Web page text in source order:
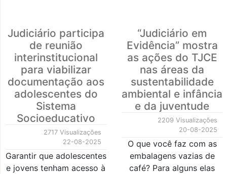
Judiciário participa
de reunião
interinstitucional
para viabilizar
documentação aos
adolescentes do
Sistema
Socioeducativo
2717 Visualizações
22-08-2025
Garantir que adolescentes
e jovens tenham acesso à
“Judiciário em
Evidência” mostra
as ações do TJCE
nas áreas da
sustentabilidade
ambiental e infância
e da juventude
2209 Visualizações
20-08-2025
O que você faz com as
embalagens vazias de
café? Para alguns elas